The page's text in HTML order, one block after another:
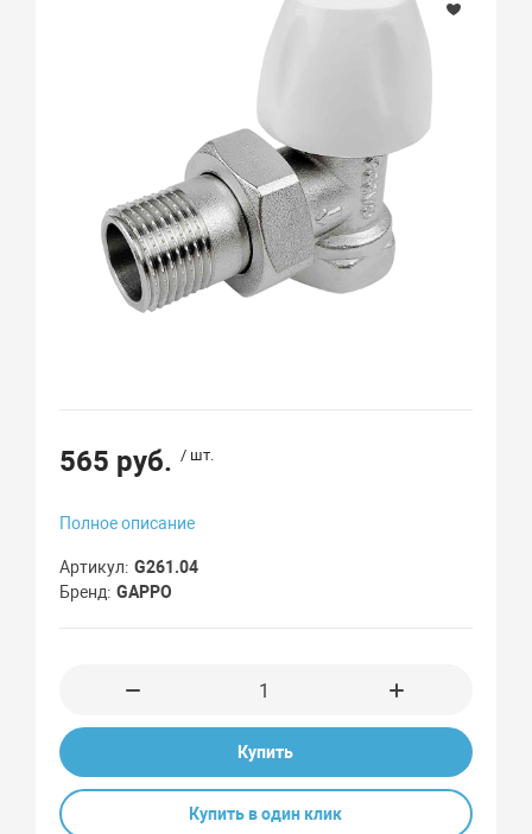
565 руб. / шт.
Полное описание
Артикул G261.04
Бренд GAPPO
Купить
Купить в один клик